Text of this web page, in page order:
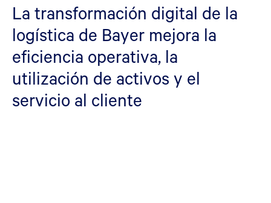
La transformación digital de la
logística de Bayer mejora la
eficiencia operativa, la
utilización de activos y el
servicio al cliente